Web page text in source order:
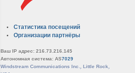
Статистика посещений
Организации партнёры
Ваш IP адрес: 216.73.216.145
Автономная система: AS7029
Windstream Communications Inc., Little Rock,